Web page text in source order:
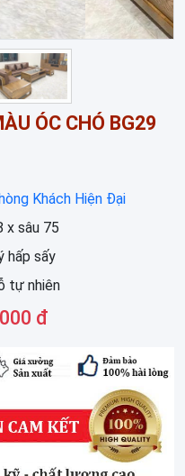
ÓC CHÓ BG29
Khách Hiện Đại
x sâu 75
hấp sấy
tự nhiên
đ